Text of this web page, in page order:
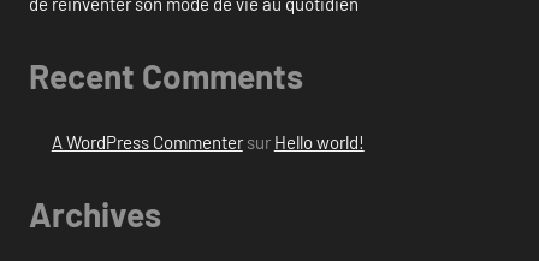
Recent Comments
A WordPress Commentersur Hello world!
Archives